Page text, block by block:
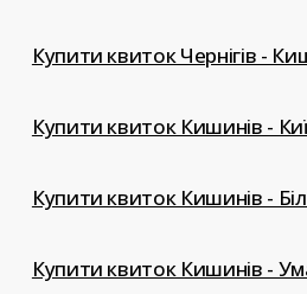
Купити квиток Чернігів -
Купити квиток Кишинів -
Купити квиток Кишинів -
Купити квиток Кишинів -